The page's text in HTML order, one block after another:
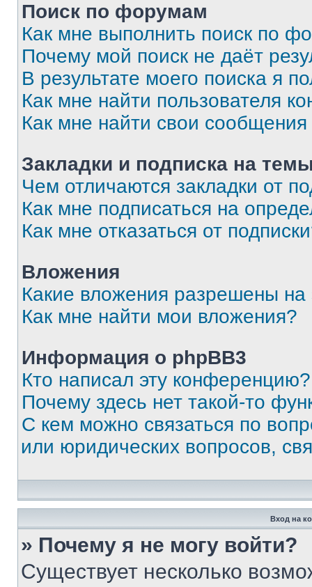
Поиск по форумам
Как мне выполнить поиск по
Почему мой поиск не даёт
В результате моего поиска я
Как мне найти пользователя
Как мне найти свои
Закладки и подписка на
Чем отличаются закладки от
Как мне подписаться на
Как мне отказаться от
Вложения
Какие вложения разрешены
Как мне найти мои вложения?
Информация о phpBB3
Кто написал эту конференцию?
Почему здесь нет такой-то
С кем можно связаться по
или юридических вопросов,
Вход на
» Почему я не могу войти?
Существует несколько